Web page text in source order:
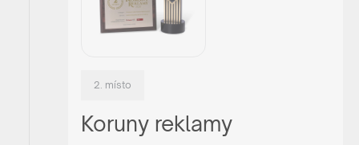
2. místo
Koruny reklamy